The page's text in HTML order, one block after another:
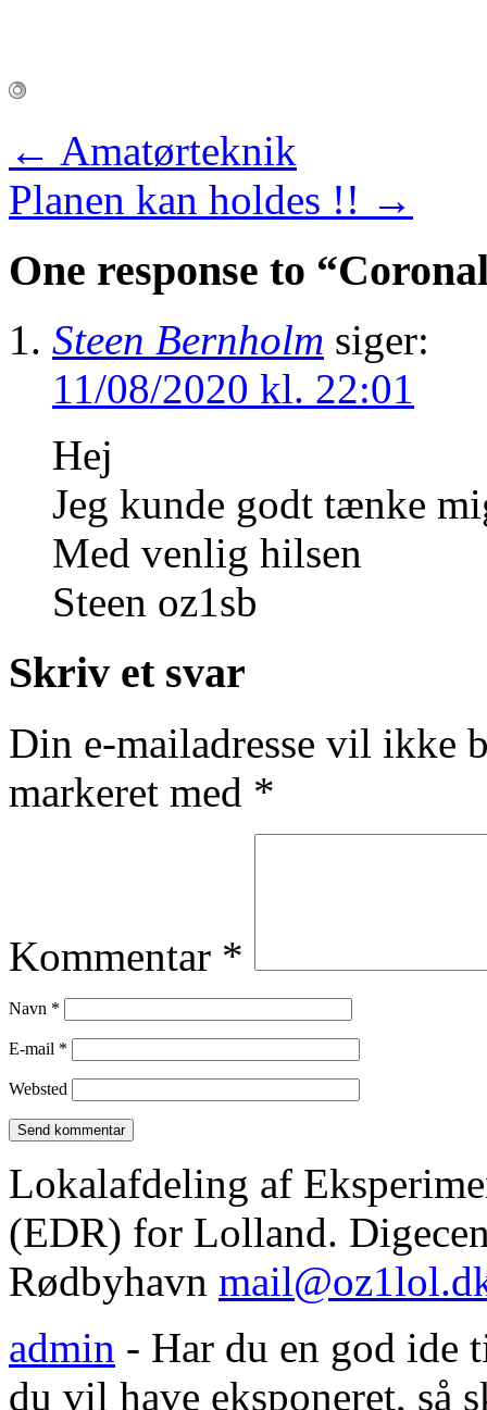
← Amatørteknik
Planen kan holdes !! →
One response to “
Steen Bernholm siger:
11/08/2020 kl. 22:01
Hej
Jeg kunde godt tænke
Med venlig hilsen
Steen oz1sb
Skriv et svar
Din e-mailadresse vil ikke
markeret med *
Kommentar *
Navn *
E-mail *
Websted
Lokalafdeling af
(EDR) for Lolland.
Rødbyhavn
admin - Har du en god ide
du vil have eksponeret, så